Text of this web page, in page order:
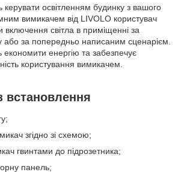
керувати освітленням будинку з вашого
вимикачем від LIVOLO користувач
світла в приміщенні за
або за попередньо написаним сценарієм.
економити енергію та забезпечує
користування вимикачем.
встановлення
згідно зі схемою;
гвинтами до підрозетника;
панель;